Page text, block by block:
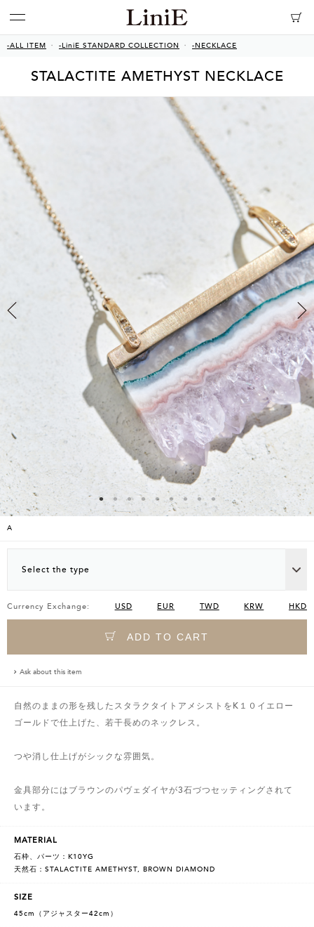
-ALL ITEM -LiniE STANDARD COLLECTION -NECKLACE
STALACTITE AMETHYST NECKLACE
A
Select the type
Currency Exchange: USD EUR TWD KRW HKD
ADD TO CART
Ask about this item
自然のままの形を残したスタラクタイトアメシストをK１０イエロー
ゴールドで仕上げた、若干長めのネックレス。
つや消し仕上げがシックな雰囲気。
金具部分にはブラウンのパヴェダイヤが3石づつセッティングされて
います。
MATERIAL
石枠、パーツ：K10YG
天然石：STALACTITE AMETHYST, BROWN DIAMOND
SIZE
45cm（アジャスター42cm）